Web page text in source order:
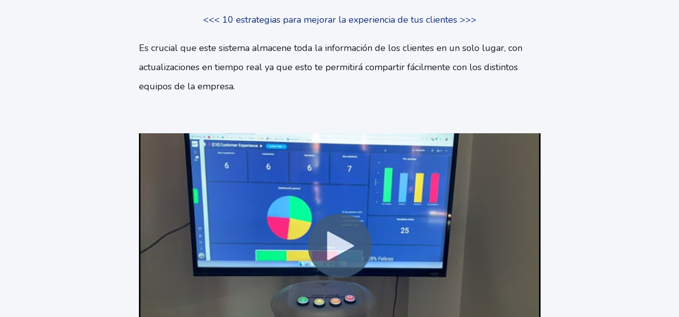
<<< 10 estrategias para mejorar la experiencia de tus clientes >>>
Es crucial que este sistema almacene toda la información de los clientes en un solo lugar, con
actualizaciones en tiempo real ya que esto te permitirá compartir fácilmente con los distintos
equipos de la empresa.